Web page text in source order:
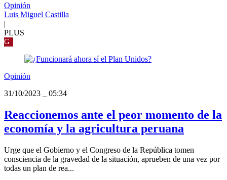
Opinión
Luis Miguel Castilla
|
PLUS
G
Opinión
31/10/2023
05:34
Reaccionemos ante el peor momento de la
economía y la agricultura peruana
Urge que el Gobierno y el Congreso de la República tomen
consciencia de la gravedad de la situación, aprueben de una vez por
todas un plan de rea...